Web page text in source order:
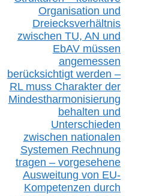
Organisation und
Dreiecksverhältnis
zwischen TU, AN und
EbAV müssen
angemessen
berücksichtigt werden –
RL mussCharakter der
Mindestharmonisierung
behalten und
Unterschieden
zwischen nationalen
Systemen Rechnung
tragen – vorgesehene
Ausweitung von EU-
Kompetenzen durch